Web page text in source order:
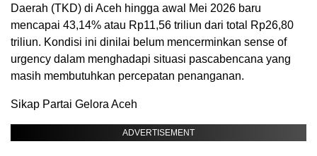
Daerah (TKD) di Aceh hingga awal Mei 2026 baru
mencapai 43,14% atau Rp11,56 triliun dari total Rp26,80
triliun. Kondisi ini dinilai belum mencerminkan sense of
urgency dalam menghadapi situasi pascabencana yang
masih membutuhkan percepatan penanganan.
Sikap Partai Gelora Aceh
ADVERTISEMENT